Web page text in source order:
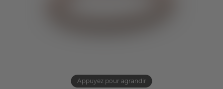
Appuyez pour agrandir